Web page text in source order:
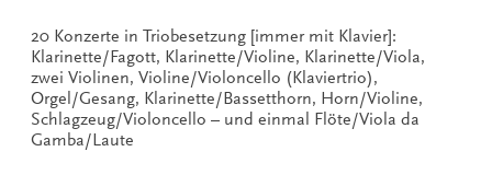
20 Konzerte in Triobesetzung [immer mit Klavier]:
Klarinette/Fagott, Klarinette/Violine, Klarinette/Viola,
zwei Violinen, Violine/Violoncello (Klaviertrio),
Orgel/Gesang, Klarinette/Bassetthorn, Horn/Violine,
Schlagzeug/Violoncello – und einmal Flöte/Viola da
Gamba/Laute